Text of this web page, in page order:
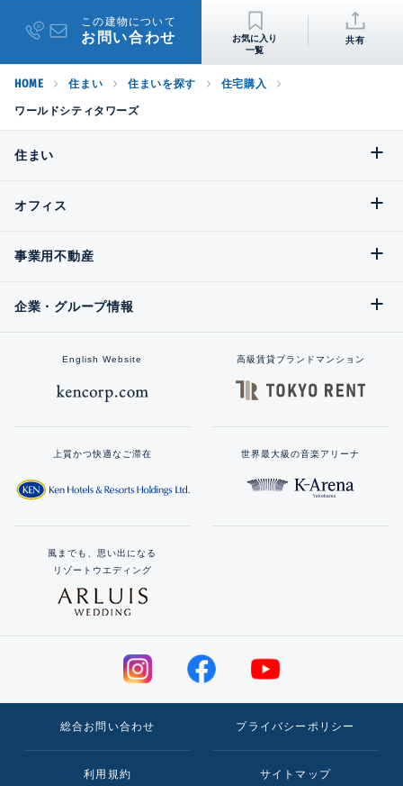
この建物について
お問い合わせ 共有
HOME 住まい 住まいを探す 住宅購入
ワールドシティタワーズ
住まい
オフィス
事業用不動産
企業・グループ情報
English Website 高級賃貸ブランドマンション
上質かつ快適なご滞在 世界最大級の音楽アリーナ
風までも、思い出になる
リゾートウエディング
総合お問い合わせ プライバシーポリシー
利用規約 サイトマップ